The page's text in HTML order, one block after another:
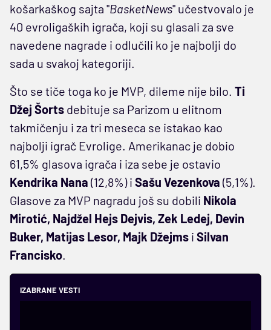
košarkaškog sajta "BasketNews" učestvovalo je
40 evroligaških igrača, koji su glasali za sve
navedene nagrade i odlučili ko je najbolji do
sada u svakoj kategoriji.
Što se tiče toga ko je MVP, dileme nije bilo. Ti
Džej Šorts debituje sa Parizom u elitnom
takmičenju i za tri meseca se istakao kao
najbolji igrač Evrolige. Amerikanac je dobio
61,5% glasova igrača i iza sebe je ostavio
Kendrika Nana (12,8%) i Sašu Vezenkova (5,1%).
Glasove za MVP nagradu još su dobili Nikola
Mirotić, Najdžel Hejs Dejvis, Zek Ledej, Devin
Buker, Matijas Lesor, Majk Džejms i Silvan
Francisko.
IZABRANE VESTI